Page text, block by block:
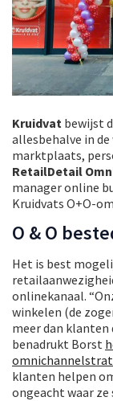
Kruidvat bewijst
allesbehalve in de
marktplaats,
RetailDetail
manager online
Kruidvats O+O-
O & O
Het is best
onlinekanaal.
winkelen (de
meer dan klanten
benadrukt Borst
klanten helpen
ongeacht waar ze